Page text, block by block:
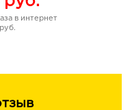
в интернет